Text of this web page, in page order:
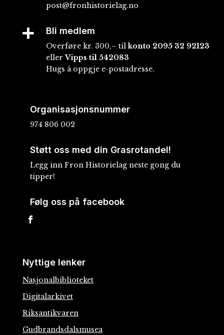
post@fronhistorielag.no
 Bli medlem
Overføre kr. 300,– tilkonto 2095 32 92123
ellerVipps til 542083
Hugs å oppgje e-postadresse.
Organisasjonsnummer
974 806 002
Støtt oss med din Grasrotandel!
Legg inn Fron Historielag neste gong du
tipper!
Følg oss på facebook
Nyttige lenker
Nasjonalbiblioteket
Digitalarkivet
Riksantikvaren
Gudbrandsdalsmusea